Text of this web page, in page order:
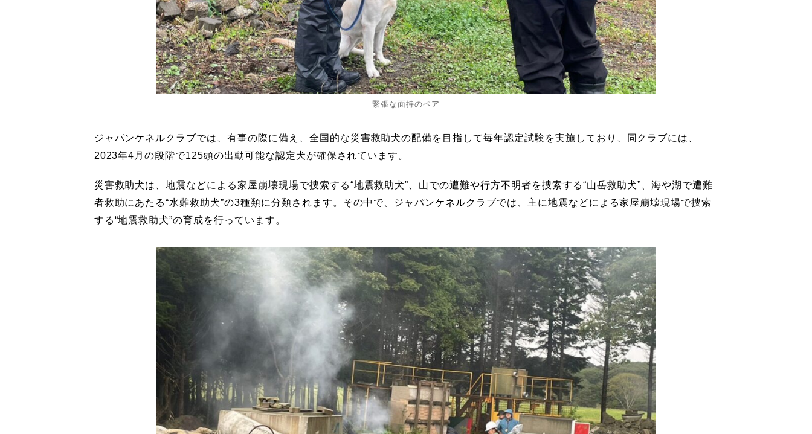
緊張な面持のペア
ジャパンケネルクラブでは、有事の際に備え、全国的な災害救助犬の配備を目指して毎年認定試験を実施しており、同クラブには、
2023年4月の段階で125頭の出動可能な認定犬が確保されています。
災害救助犬は、地震などによる家屋崩壊現場で捜索する“地震救助犬”、山での遭難や行方不明者を捜索する“山岳救助犬”、海や湖で遭難
者救助にあたる“水難救助犬”の3種類に分類されます。その中で、ジャパンケネルクラブでは、主に地震などによる家屋崩壊現場で捜索
する“地震救助犬”の育成を行っています。